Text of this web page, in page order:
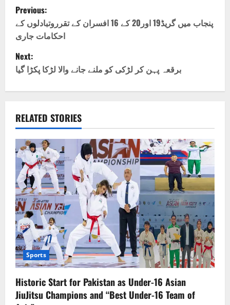
P
o
s
t
n
a
v
i
g
a
t
i
o
n
Previous:
پنجاب میں گریڈ19 اور20 کے 16 افسران کے تقرروتبادلوں کے
احکامات جاری
Next:
برقعہ پہن کر لڑکی کو ملنے جانے والا لڑکا پکڑا گیا
RELATED STORIES
Sports
Historic Start for Pakistan as Under-16 Asian
JiuJitsu Champions and “Best Under-16 Team of